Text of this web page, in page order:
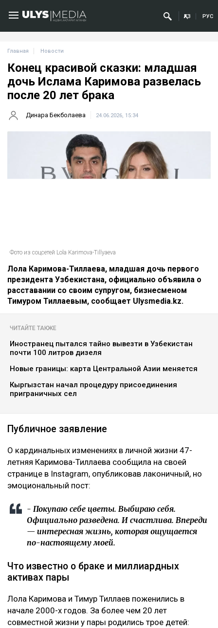
ҚАЗ РУС
Главная Новости
Конец красивой сказки: младшая
дочь Ислама Каримова развелась
после 20 лет брака
Динара Бекболаева 24.06.2026, 15:34
Фото из соцсетей Lola Karimova-Tillyaeva
Лола Каримова-Тиллаева, младшая дочь первого
президента Узбекистана, официально объявила о
расставании со своим супругом, бизнесменом
Тимуром Тиллаевым, сообщает Ulysmedia.kz.
ЧИТАЙТЕ ТАКЖЕ
Иностранец пытался тайно вывезти в Узбекистан
почти 100 литров дизеля
Новые границы: карта Центральной Азии меняется
Кыргызстан начал процедуру присоединения
приграничных сел
Публичное заявление
О кардинальных изменениях в личной жизни 47-
летняя Каримова-Тиллаева сообщила на своей
странице в Instagram, опубликовав лаконичный, но
эмоциональный пост:
- Покупаю себе цветы. Выбираю себя.
Официально разведена. И счастлива. Впереди
— интересная жизнь, которая ощущается
по-настоящему моей.
Что известно о браке и миллиардных
активах пары
Лола Каримова и Тимур Тиллаев поженились в
начале 2000-х годов. За более чем 20 лет
совместной жизни у пары родились трое детей: